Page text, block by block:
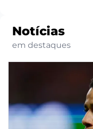
Notícias
em destaques